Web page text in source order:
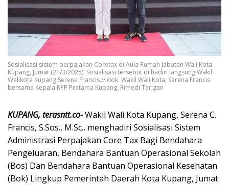
Sosialisasi sistem perpajakan Coretax di Aula Rumah Jabatan Wali Kota
Kupang, Jumat (21/3/2025). Sosialisasi tersebut di hadiri langsung Wakil
Walikota Kupang Serena Francis.// dok. Wakil Wali Kota, Serena Francis
bersama Kepala KPP Pratama Kupang, Rimedi Tarigan
KUPANG, terasntt.co-Wakil Wali Kota Kupang, Serena C.
Francis, S.Sos., M.Sc., menghadiri Sosialisasi Sistem
Administrasi Perpajakan Core Tax Bagi Bendahara
Pengeluaran, Bendahara Bantuan Operasional Sekolah
(Bos) Dan Bendahara Bantuan Operasional Kesehatan
(Bok) Lingkup Pemerintah Daerah Kota Kupang, Jumat